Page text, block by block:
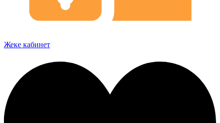
Жеке кабинет